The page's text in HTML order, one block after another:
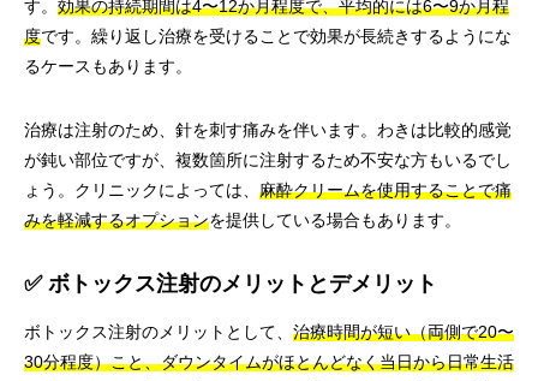
す。 効果の持続期間は4〜12か月程度で、平均的には6〜9か月程
度です。繰り返し治療を受けることで効果が長続きするようにな
るケースもあります。
治療は注射のため、針を刺す痛みを伴います。わきは比較的感覚
が鈍い部位ですが、複数箇所に注射するため不安な方もいるでし
ょう。クリニックによっては、 麻酔クリームを使用することで痛
みを軽減するオプションを提供している場合もあります。
✅ ボトックス注射のメリットとデメリット
ボトックス注射のメリットとして、 治療時間が短い（両側で20〜
30分程度）こと、ダウンタイムがほとんどなく当日から日常生活